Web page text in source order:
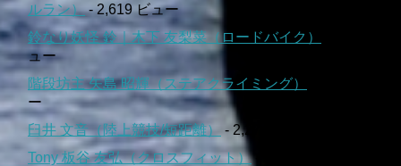
ルラン）- 2,619 ビュー
鈴なり妖怪 鈴｜木下 友梨菜（ロードバイク）
ュー
階段坊主 矢島 昭輝（ステアクライミング）
ー
臼井 文音（陸上競技/短距離）
- 2,274 ビュー
Tony 板谷 友弘（クロスフィット）- 2,240 ビュー